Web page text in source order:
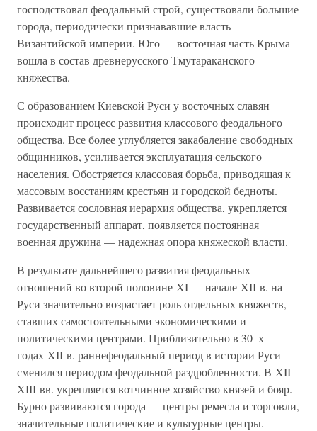
господствовал феодальный строй, существовали большие
города, периодически признававшие власть
Византийской империи. Юго — восточная часть Крыма
вошла в состав древнерусского Тмутараканского
княжества.
С образованием Киевской Руси у восточных славян
происходит процесс развития классового феодального
общества. Все более углубляется закабаление свободных
общинников, усиливается эксплуатация сельского
населения. Обостряется классовая борьба, приводящая к
массовым восстаниям крестьян и городской бедноты.
Развивается сословная иерархия общества, укрепляется
государственный аппарат, появляется постоянная
военная дружина — надежная опора княжеской власти.
В результате дальнейшего развития феодальных
отношений во второй половине XI — начале XII в. на
Руси значительно возрастает роль отдельных княжеств,
ставших самостоятельными экономическими и
политическими центрами. Приблизительно в 30–х
годах XII в. раннефеодальный период в истории Руси
сменился периодом феодальной раздробленности. В XII–
XIII вв. укрепляется вотчинное хозяйство князей и бояр.
Бурно развиваются города — центры ремесла и торговли,
значительные политические и культурные центры.